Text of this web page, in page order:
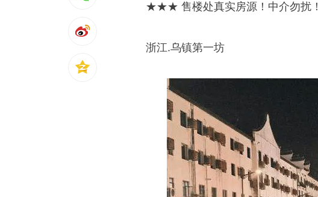
★★★ 售楼处真实房源！中介勿扰！
浙江.乌镇第一坊